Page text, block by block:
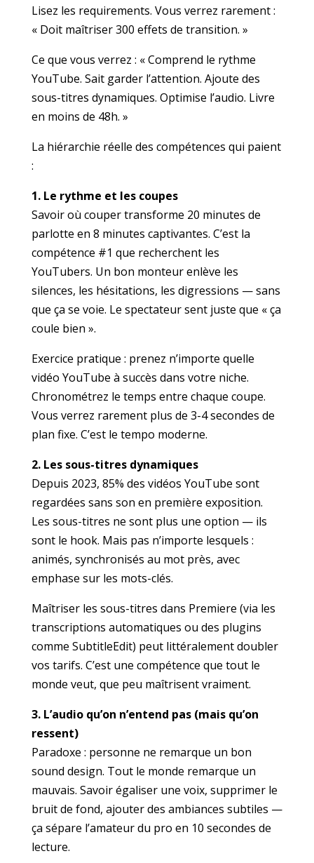
Lisez les requirements. Vous verrez rarement :
« Doit maîtriser 300 effets de transition. »
Ce que vous verrez : « Comprend le rythme
YouTube. Sait garder l’attention. Ajoute des
sous-titres dynamiques. Optimise l’audio. Livre
en moins de 48h. »
La hiérarchie réelle des compétences qui paient
:
1. Le rythme et les coupes
Savoir où couper transforme 20 minutes de
parlotte en 8 minutes captivantes. C’est la
compétence #1 que recherchent les
YouTubers. Un bon monteur enlève les
silences, les hésitations, les digressions — sans
que ça se voie. Le spectateur sent juste que « ça
coule bien ».
Exercice pratique : prenez n’importe quelle
vidéo YouTube à succès dans votre niche.
Chronométrez le temps entre chaque coupe.
Vous verrez rarement plus de 3-4 secondes de
plan fixe. C’est le tempo moderne.
2. Les sous-titres dynamiques
Depuis 2023, 85% des vidéos YouTube sont
regardées sans son en première exposition.
Les sous-titres ne sont plus une option — ils
sont le hook. Mais pas n’importe lesquels :
animés, synchronisés au mot près, avec
emphase sur les mots-clés.
Maîtriser les sous-titres dans Premiere (via les
transcriptions automatiques ou des plugins
comme SubtitleEdit) peut littéralement doubler
vos tarifs. C’est une compétence que tout le
monde veut, que peu maîtrisent vraiment.
3. L’audio qu’on n’entend pas (mais qu’on
ressent)
Paradoxe : personne ne remarque un bon
sound design. Tout le monde remarque un
mauvais. Savoir égaliser une voix, supprimer le
bruit de fond, ajouter des ambiances subtiles —
ça sépare l’amateur du pro en 10 secondes de
lecture.